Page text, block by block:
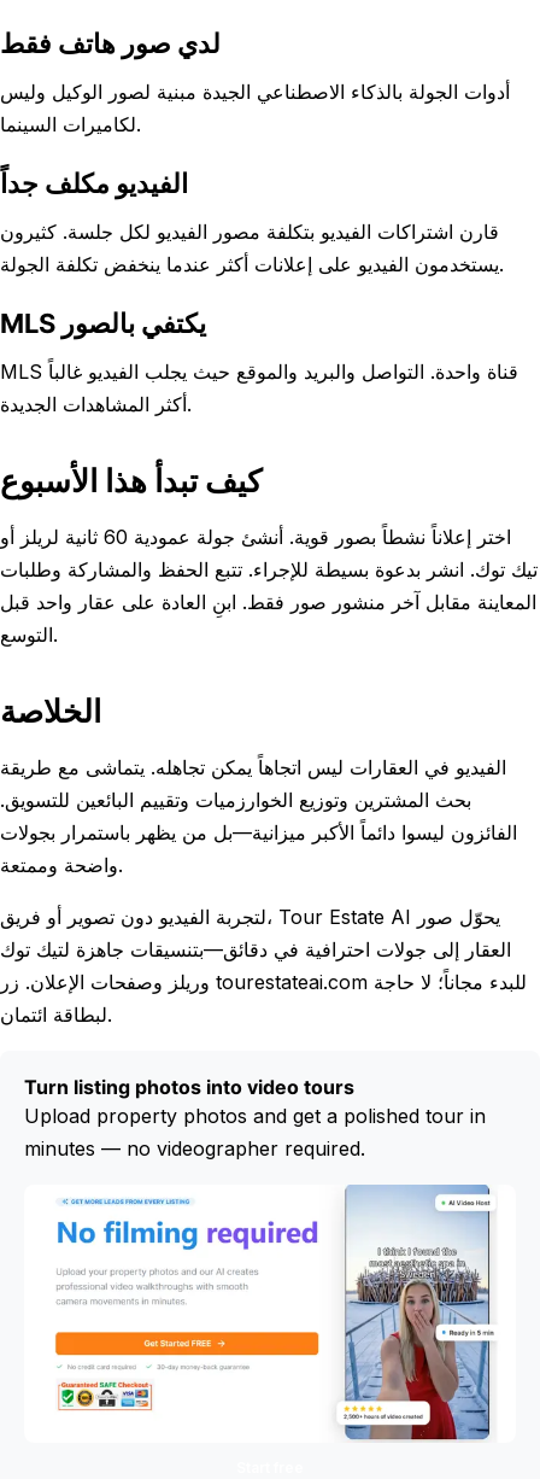
لدي صور هاتف فقط
أدوات الجولة بالذكاء الاصطناعي الجيدة مبنية لصور الوكيل وليس
لكاميرات السينما.
الفيديو مكلف جداً
قارن اشتراكات الفيديو بتكلفة مصور الفيديو لكل جلسة. كثيرون
يستخدمون الفيديو على إعلانات أكثر عندما ينخفض تكلفة الجولة.
MLS يكتفي بالصور
MLS قناة واحدة. التواصل والبريد والموقع حيث يجلب الفيديو غالباً
أكثر المشاهدات الجديدة.
كيف تبدأ هذا الأسبوع
اختر إعلاناً نشطاً بصور قوية. أنشئ جولة عمودية 60 ثانية لريلز أو
تيك توك. انشر بدعوة بسيطة للإجراء. تتبع الحفظ والمشاركة وطلبات
المعاينة مقابل آخر منشور صور فقط. ابنِ العادة على عقار واحد قبل
التوسع.
الخلاصة
الفيديو في العقارات ليس اتجاهاً يمكن تجاهله. يتماشى مع طريقة
بحث المشترين وتوزيع الخوارزميات وتقييم البائعين للتسويق.
الفائزون ليسوا دائماً الأكبر ميزانية—بل من يظهر باستمرار بجولات
واضحة وممتعة.
لتجربة الفيديو دون تصوير أو فريق، Tour Estate AI يحوّل صور
العقار إلى جولات احترافية في دقائق—بتنسيقات جاهزة لتيك توك
وريلز وصفحات الإعلان. زر tourestateai.com للبدء مجاناً؛ لا حاجة
لبطاقة ائتمان.
Turn listing photos into video tours
Upload property photos and get a polished tour in
minutes — no videographer required.